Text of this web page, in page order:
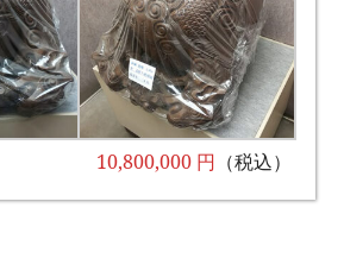
10,800,000 円 （税込）